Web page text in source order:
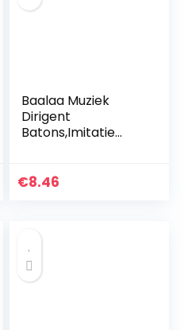
Baalaa Muziek
Dirigent
Batons,Imitatie
Muziek Batons
€8.46